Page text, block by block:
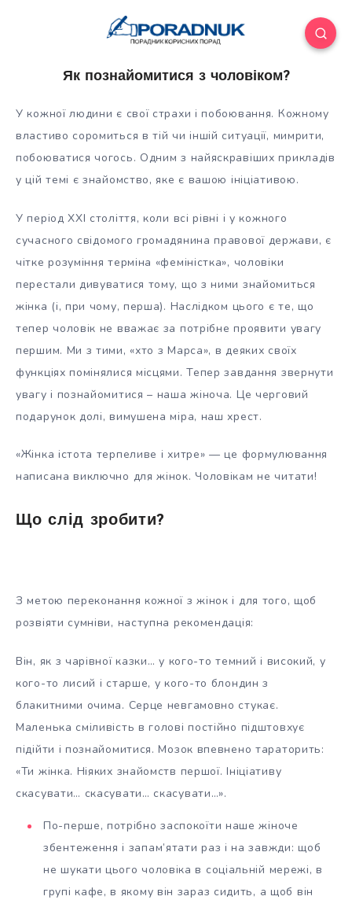
Як познайомитися з чоловіком?
У кожної людини є свої страхи і побоювання. Кожному
властиво соромиться в тій чи іншій ситуації, мимрити,
побоюватися чогось. Одним з найяскравіших прикладів
у цій темі є знайомство, яке є вашою ініціативою.
У період XXI століття, коли всі рівні і у кожного
сучасного свідомого громадянина правової держави, є
чітке розуміння терміна «феміністка», чоловіки
перестали дивуватися тому, що з ними знайомиться
жінка (і, при чому, перша). Наслідком цього є те, що
тепер чоловік не вважає за потрібне проявити увагу
першим. Ми з тими, «хто з Марса», в деяких своїх
функціях помінялися місцями. Тепер завдання звернути
увагу і познайомитися – наша жіноча. Це черговий
подарунок долі, вимушена міра, наш хрест.
«Жінка істота терпеливе і хитре» — це формулювання
написана виключно для жінок. Чоловікам не читати!
Що слід зробити?
З метою переконання кожної з жінок і для того, щоб
розвіяти сумніви, наступна рекомендація:
Він, як з чарівної казки… у кого-то темний і високий, у
кого-то лисий і старше, у кого-то блондин з
блакитними очима. Серце невгамовно стукає.
Маленька сміливість в голові постійно підштовхує
підійти і познайомитися. Мозок впевнено тараторить:
«Ти жінка. Ніяких знайомств першої. Ініціативу
скасувати… скасувати… скасувати…».
По-перше, потрібно заспокоїти наше жіноче
збентеження і запам’ятати раз і на завжди: щоб
не шукати цього чоловіка в соціальній мережі, в
групі кафе, в якому він зараз сидить, а щоб він